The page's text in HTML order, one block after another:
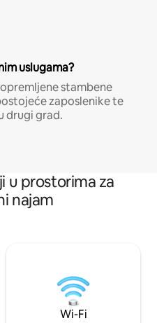
uslugama?
stambene
zaposlenike te
drugi grad.
u prostorima za
najam
Wi-Fi